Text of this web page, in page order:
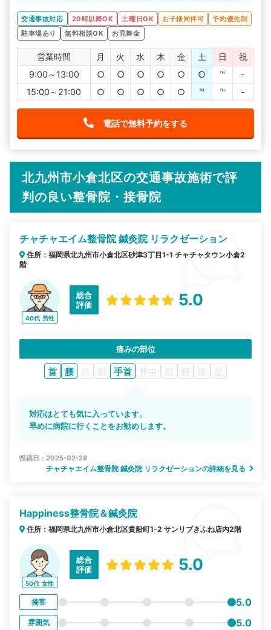
ので、事故の後のリハビリも安心して通えますね。
交通事故対応 20時以降OK 土曜日OK お子様同伴可
予約優先制
駐車場あり
無料相談OK お見舞金
営業時間 月 火 水 木 金 土 日
祝
9:00～13:00
○ ○ ○ ○ ○ ○ ℡
-
15:00～21:00
○ ○ ○ ○ ○ ℡ ℡ -
電話で無料予約をする
北九州市小倉北区の交通事故施術で評
判の良い整骨院・接骨院
チャチャエイム整骨院 鍼灸院 リラクゼーション
住所：福岡県北九州市小倉北区砂津3丁目1-1 チャチャタウン小倉2
階
40代 男性
総合
評価
5.0
痛みの部位
首 腰 頭 肘 手首 背中 肩 腕 膝 足
対応はとても気に入っています。
早めに病院に行くことをお勧めします。
投稿日：2025-02-28
チャチャエイム整骨院 鍼灸院 リラクゼーションの詳細を見る
Happiness整骨院＆鍼灸院
住所：福岡県北九州市小倉北区貴船町1-2 サンリブきふね店内2階
50代 女性
総合
評価
5.0
接客 5.0
雰囲気 5.0